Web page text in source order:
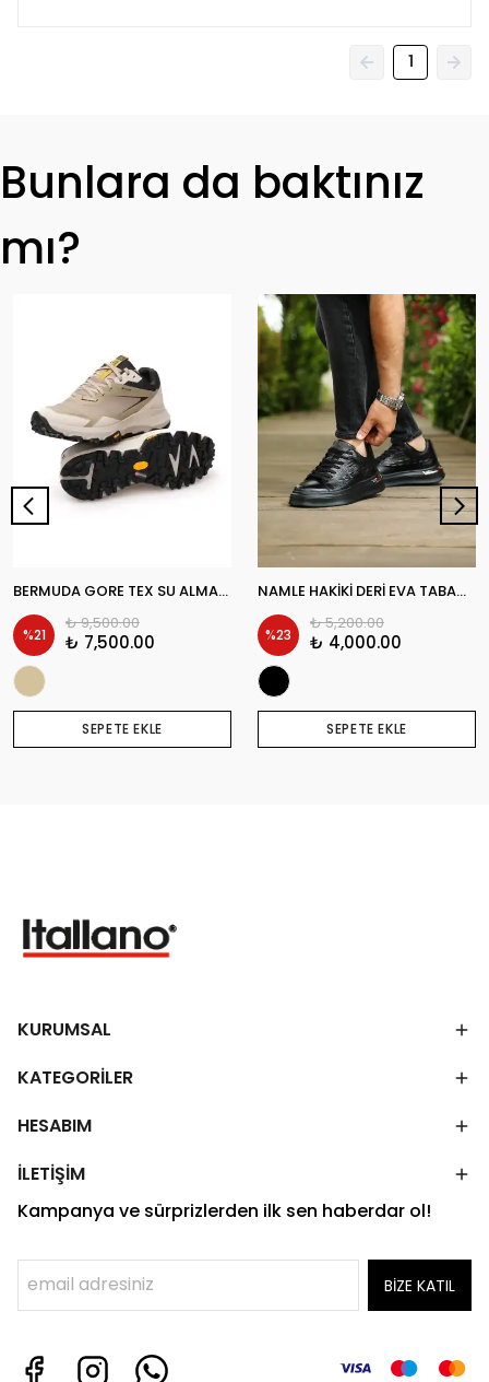
1
Bunlara da baktınız
mı?
BERMUDA GORE TEX SU ALMAYAN GÜNLÜK ERKEK SNEAKER AYAKKABI
%21
₺ 9,500.00
₺ 7,500.00
SEPETE EKLE
NAMLE HAKİKİ DERİ EVA TABAN GÜNLÜK ERKEK SNEAKER AYAKKABI
%23
₺ 5,200.00
₺ 4,000.00
SEPETE EKLE
KURUMSAL
KATEGORİLER
HESABIM
İLETİŞİM
Kampanya ve sürprizlerden ilk sen haberdar ol!
BİZE KATIL